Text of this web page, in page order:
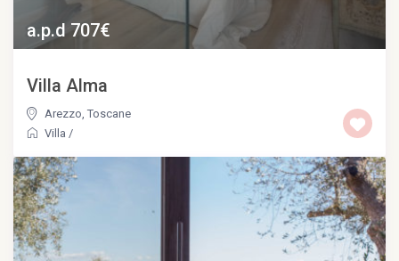
a.p.d 707€
Villa Alma
Arezzo ,Toscane
Villa /